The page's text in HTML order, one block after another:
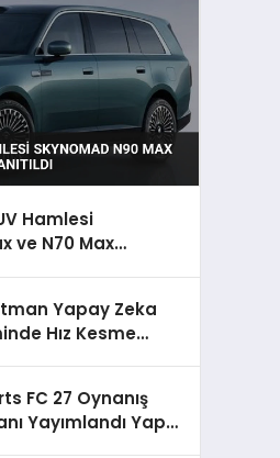
Hamlesi
ve N70 Max
Yapay Zeka
Hız Kesme
FC 27 Oynanış
Yayımlandı Yapay